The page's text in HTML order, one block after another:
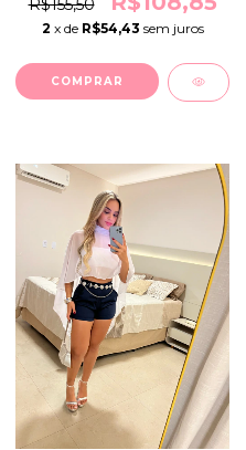
2 x de R$54,43 sem juros
COMPRAR